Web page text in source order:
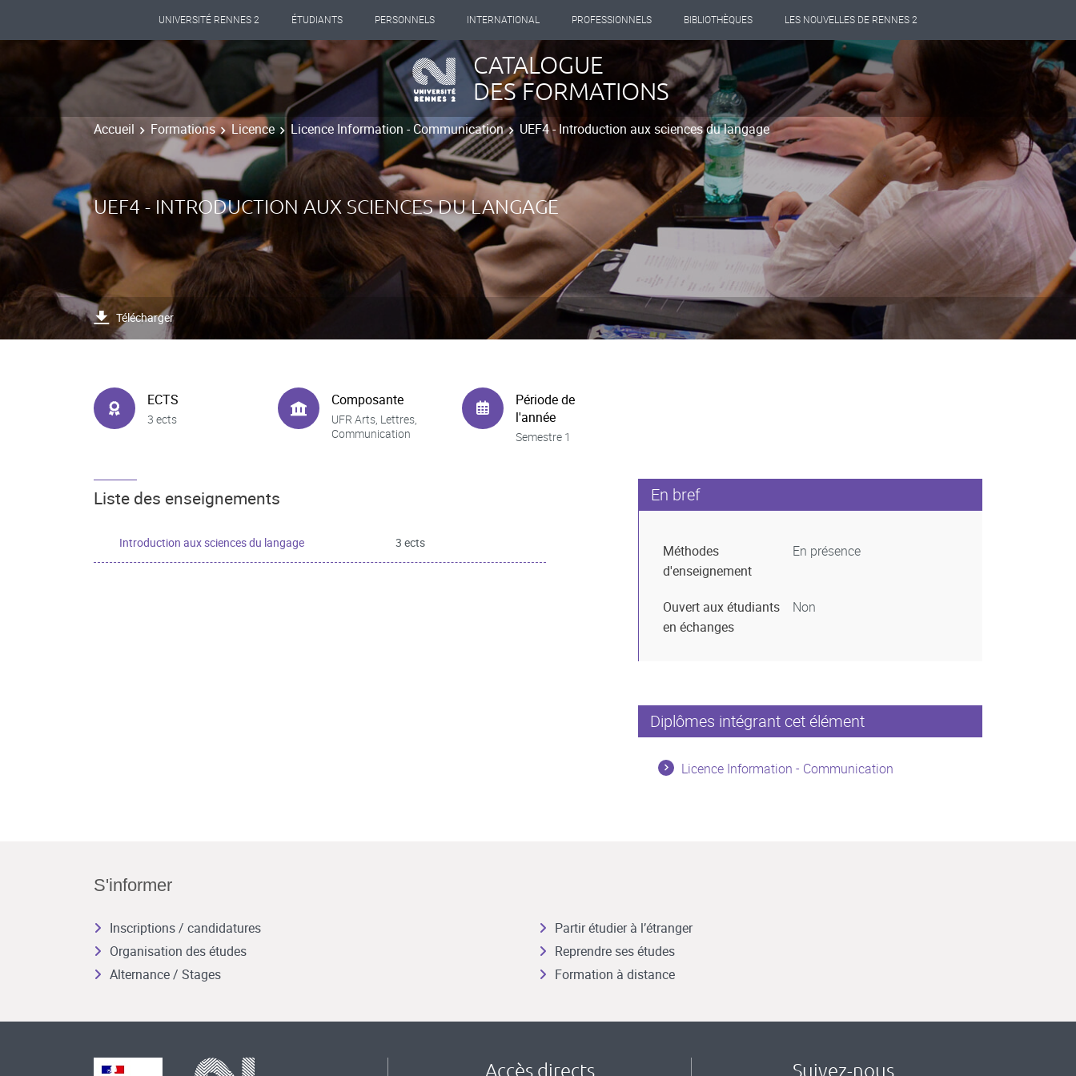
UNIVERSITÉ RENNES 2 ÉTUDIANTS PERSONNELS INTERNATIONAL PROFESSIONNELS BIBLIOTHÈQUES LES NOUVELLES DE RENNES 2
CATALOGUE
DES FORMATIONS
Accueil Formations Licence Licence Information - Communication UEF4 - Introduction aux sciences du langage
UEF4 - INTRODUCTION AUX SCIENCES DU LANGAGE
Télécharger
ECTS
3 ects
Composante
UFR Arts, Lettres,
Communication
Période de
l'année
Semestre 1
Liste des enseignements
Introduction aux sciences du langage 3 ects
En bref
Méthodes
d'enseignement
En présence
Ouvert aux étudiants
en échanges
Non
Diplômes intégrant cet élément
Licence Information - Communication
S'informer
Inscriptions / candidatures
Organisation des études
Alternance / Stages
Partir étudier à l’étranger
Reprendre ses études
Formation à distance
Accès directs Suivez-nous